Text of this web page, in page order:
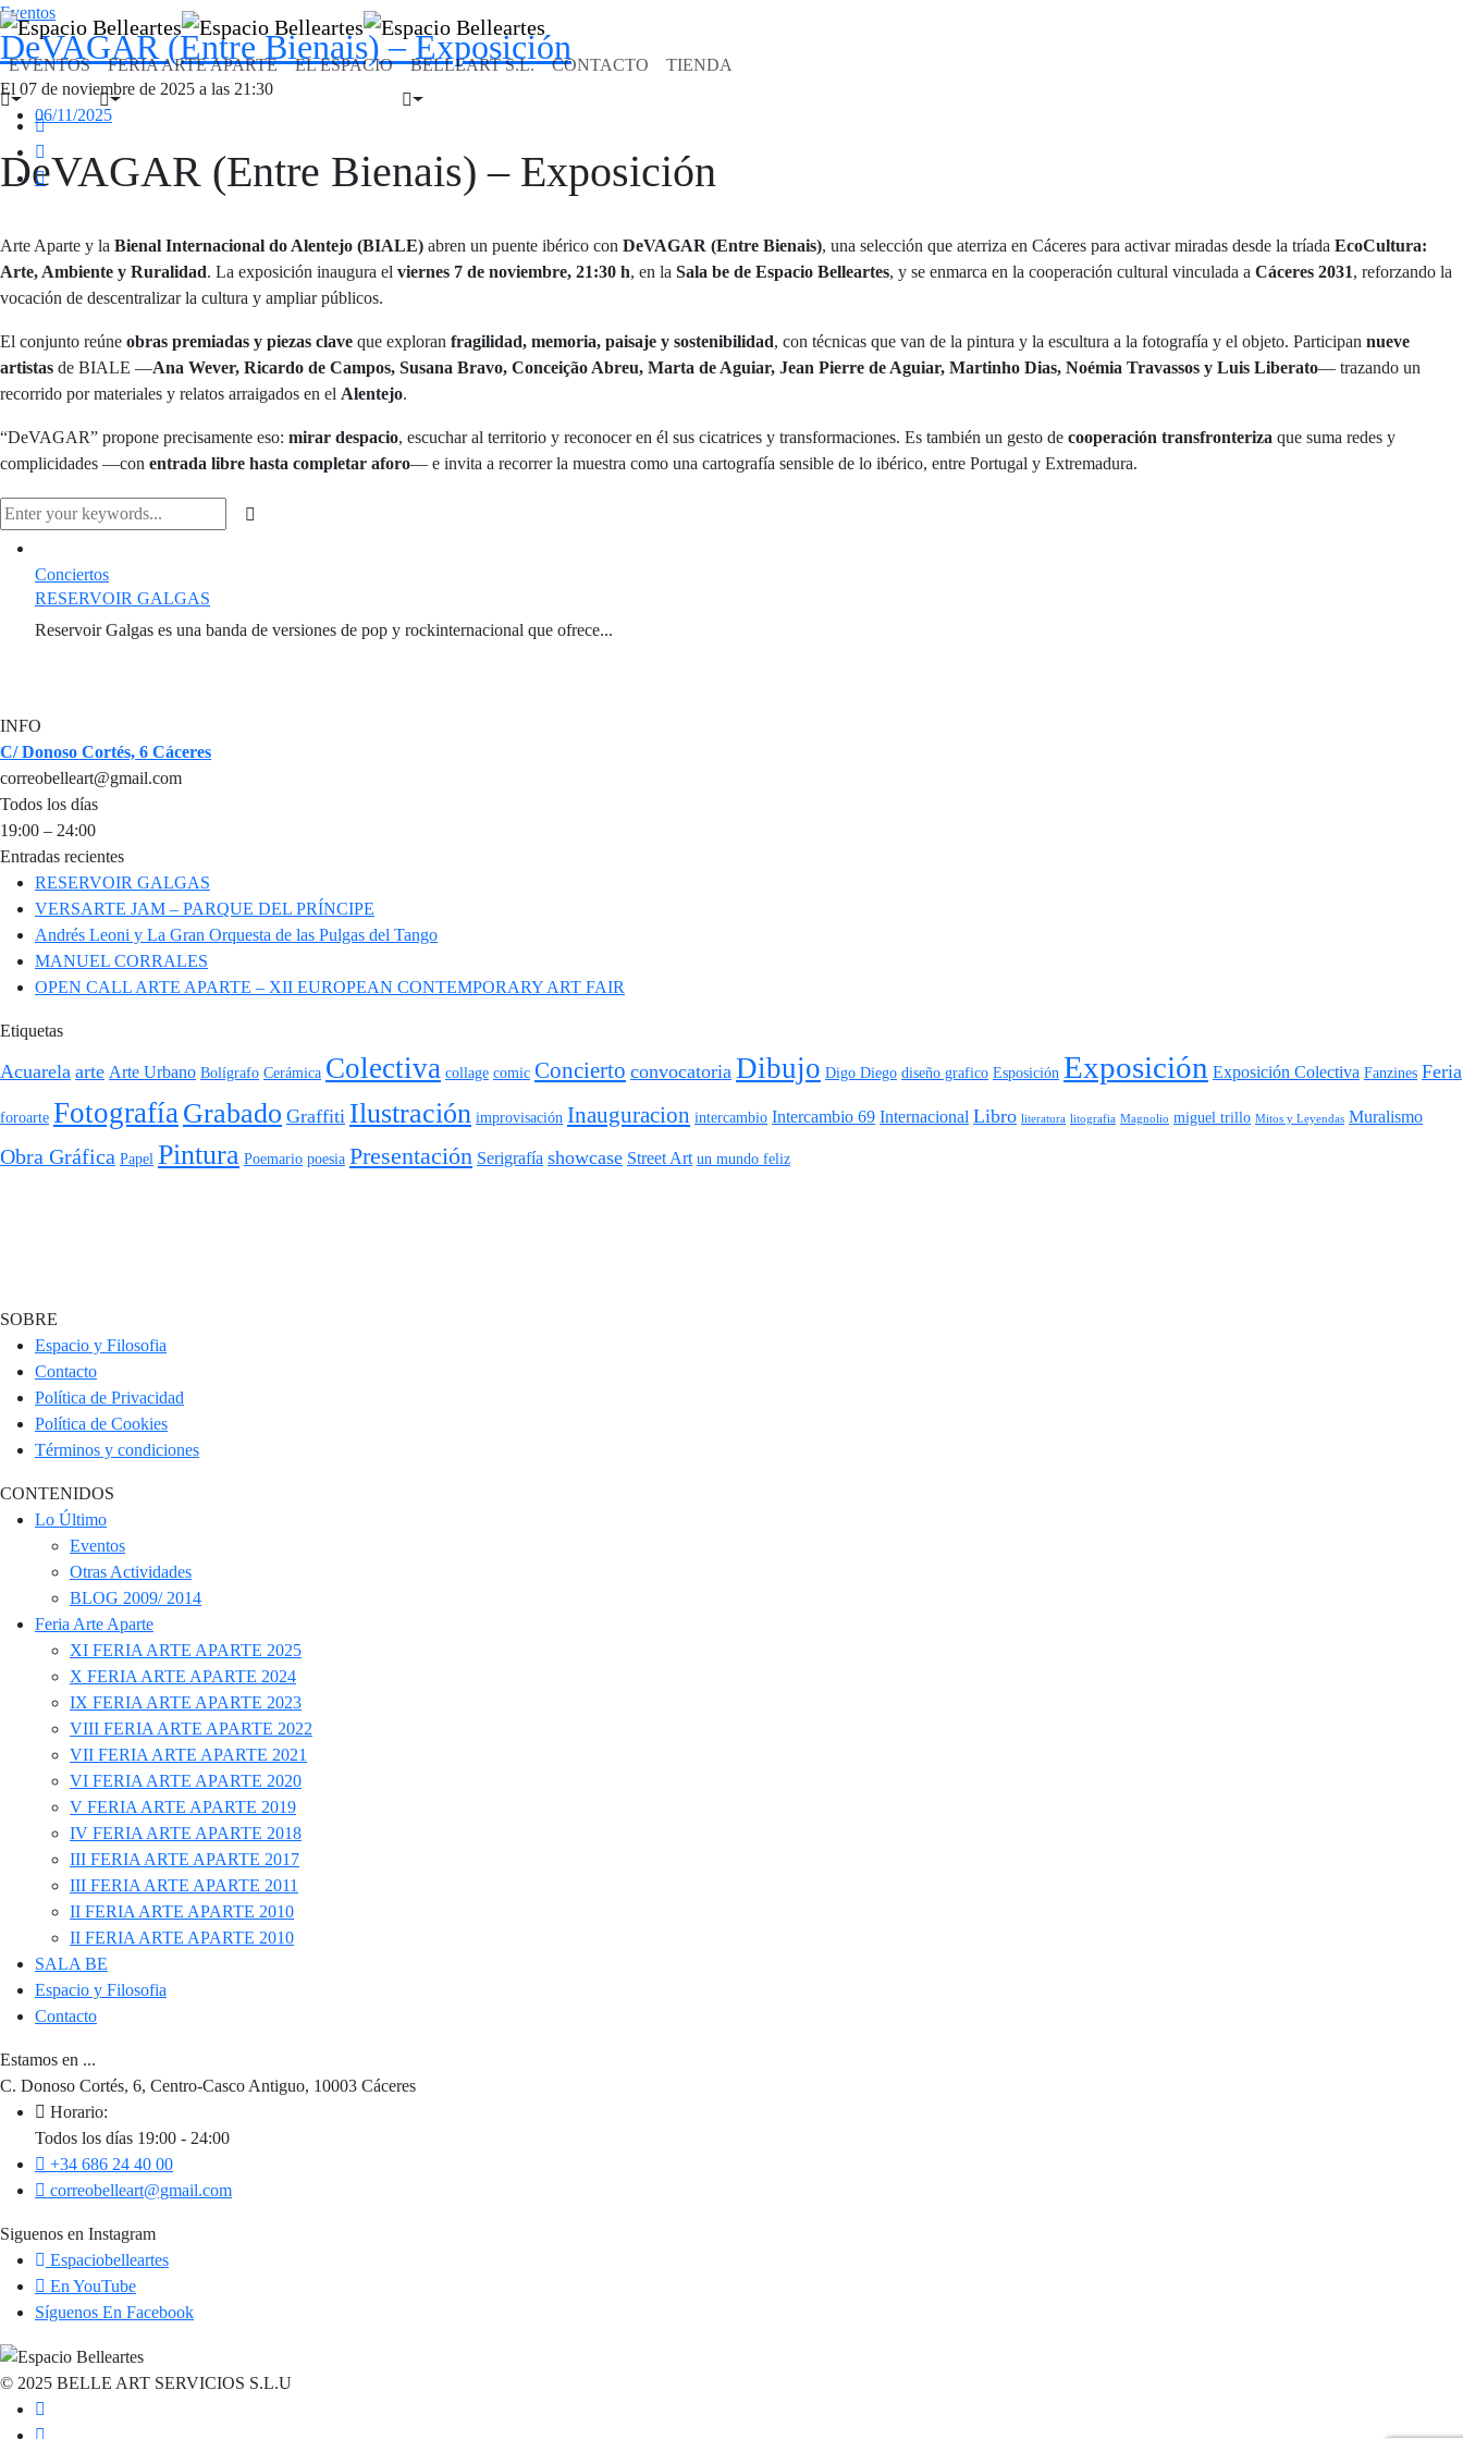
EVENTOS FERIA ARTE APARTE EL ESPACIO BELLEART S.L. CONTACTO TIENDA
Eventos
DeVAGAR (Entre Bienais) – Exposición
El 07 de noviembre de 2025 a las 21:30
06/11/2025
DeVAGAR (Entre Bienais) – Exposición
Arte Aparte y la Bienal Internacional do Alentejo (BIALE) abren un puente ibérico con DeVAGAR (Entre Bienais), una selección que aterriza en Cáceres para activar miradas desde la tríada EcoCultura:
Arte, Ambiente y Ruralidad. La exposición inaugura el viernes 7 de noviembre, 21:30 h, en la Sala be de Espacio Belleartes, y se enmarca en la cooperación cultural vinculada a Cáceres 2031, reforzando la
vocación de descentralizar la cultura y ampliar públicos.
El conjunto reúne obras premiadas y piezas clave que exploran fragilidad, memoria, paisaje y sostenibilidad, con técnicas que van de la pintura y la escultura a la fotografía y el objeto. Participan nueve
artistas de BIALE —Ana Wever, Ricardo de Campos, Susana Bravo, Conceição Abreu, Marta de Aguiar, Jean Pierre de Aguiar, Martinho Dias, Noémia Travassos y Luis Liberato— trazando un
recorrido por materiales y relatos arraigados en el Alentejo.
“DeVAGAR” propone precisamente eso: mirar despacio, escuchar al territorio y reconocer en él sus cicatrices y transformaciones. Es también un gesto de cooperación transfronteriza que suma redes y
complicidades —con entrada libre hasta completar aforo— e invita a recorrer la muestra como una cartografía sensible de lo ibérico, entre Portugal y Extremadura.
Conciertos
RESERVOIR GALGAS
Reservoir Galgas es una banda de versiones de pop y rockinternacional que ofrece...
INFO
C/ Donoso Cortés, 6 Cáceres
correobelleart@gmail.com
Todos los días
19:00 – 24:00
Entradas recientes
RESERVOIR GALGAS
VERSARTE JAM – PARQUE DEL PRÍNCIPE
Andrés Leoni y La Gran Orquesta de las Pulgas del Tango
MANUEL CORRALES
OPEN CALL ARTE APARTE – XII EUROPEAN CONTEMPORARY ART FAIR
Etiquetas
Acuarela arte Arte Urbano Bolígrafo Cerámica Colectiva collage comic Concierto convocatoria Dibujo Digo Diego diseño grafico Esposición Exposición Exposición Colectiva Fanzines Feria
foroarte FotografíaGrabado Graffiti Ilustración improvisación Inauguracion intercambio Intercambio 69 Internacional Libro literatura litografia Magnolio miguel trillo Mitos y Leyendas Muralismo
Obra Gráfica Papel Pintura Poemario poesia Presentación Serigrafía showcase Street Art un mundo feliz
SOBRE
Espacio y Filosofia
Contacto
Política de Privacidad
Política de Cookies
Términos y condiciones
CONTENIDOS
Lo Último
Eventos
Otras Actividades
BLOG 2009/ 2014
Feria Arte Aparte
XI FERIA ARTE APARTE 2025
X FERIA ARTE APARTE 2024
IX FERIA ARTE APARTE 2023
VIII FERIA ARTE APARTE 2022
VII FERIA ARTE APARTE 2021
VI FERIA ARTE APARTE 2020
V FERIA ARTE APARTE 2019
IV FERIA ARTE APARTE 2018
III FERIA ARTE APARTE 2017
III FERIA ARTE APARTE 2011
II FERIA ARTE APARTE 2010
II FERIA ARTE APARTE 2010
SALA BE
Espacio y Filosofia
Contacto
Estamos en ...
C. Donoso Cortés, 6, Centro-Casco Antiguo, 10003 Cáceres
Horario:
Todos los días 19:00 - 24:00
+34 686 24 40 00
correobelleart@gmail.com
Siguenos en Instagram
Espaciobelleartes
En YouTube
Síguenos En Facebook
© 2025 BELLE ART SERVICIOS S.L.U